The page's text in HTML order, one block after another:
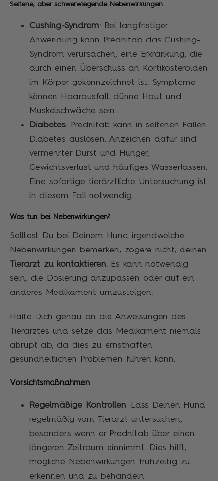
Seltene, aber schwerwiegende Nebenwirkungen
Cushing-Syndrom: Bei langfristiger
Anwendung kann Prednitab das Cushing-
Syndrom verursachen, eine Erkrankung, die
durch einen Überschuss an Kortikosteroiden
im Körper gekennzeichnet ist. Symptome
können Haarausfall, dünne Haut und
Muskelschwäche sein.
Diabetes: Prednitab kann in seltenen Fällen
Diabetes auslösen. Anzeichen dafür sind
vermehrter Durst und Hunger,
Gewichtsverlust und häufiges Wasserlassen.
Eine sofortige tierärztliche Untersuchung ist
in diesem Fall notwendig.
Was tun bei Nebenwirkungen?
Solltest Du bei Deinem Hund irgendwelche
Nebenwirkungen bemerken, zögere nicht, deinen
Tierarzt zu kontaktieren. Es kann notwendig
sein, die Dosierung anzupassen oder auf ein
anderes Medikament umzusteigen.
Halte Dich genau an die Anweisungen des
Tierarztes und setze das Medikament niemals
abrupt ab, da dies zu ernsthaften
gesundheitlichen Problemen führen kann.
Vorsichtsmaßnahmen
Regelmäßige Kontrollen: Lass Deinen Hund
regelmäßig vom Tierarzt untersuchen,
besonders wenn er Prednitab über einen
längeren Zeitraum einnimmt. Dies hilft,
mögliche Nebenwirkungen frühzeitig zu
erkennen und zu behandeln.